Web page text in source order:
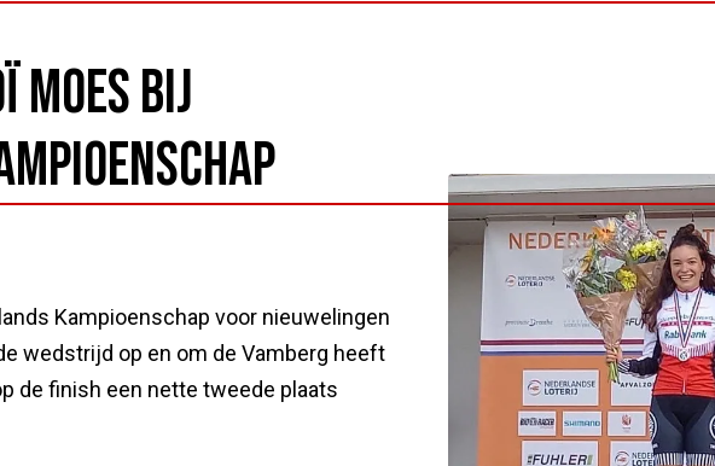
Moes bij
Kampioenschap voor nieuwelingen
wedstrijd op en om de Vamberg heeft
de finish een nette tweede plaats